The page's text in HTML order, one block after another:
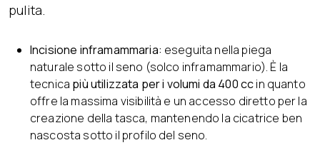
pulita.
Incisione inframammaria: eseguita nella piega
naturale sotto il seno (solco inframammario). È la
tecnica più utilizzata per i volumi da 400 ccin quanto
offre la massima visibilità e un accesso diretto per la
creazione della tasca, mantenendo la cicatrice ben
nascosta sotto il profilo del seno.